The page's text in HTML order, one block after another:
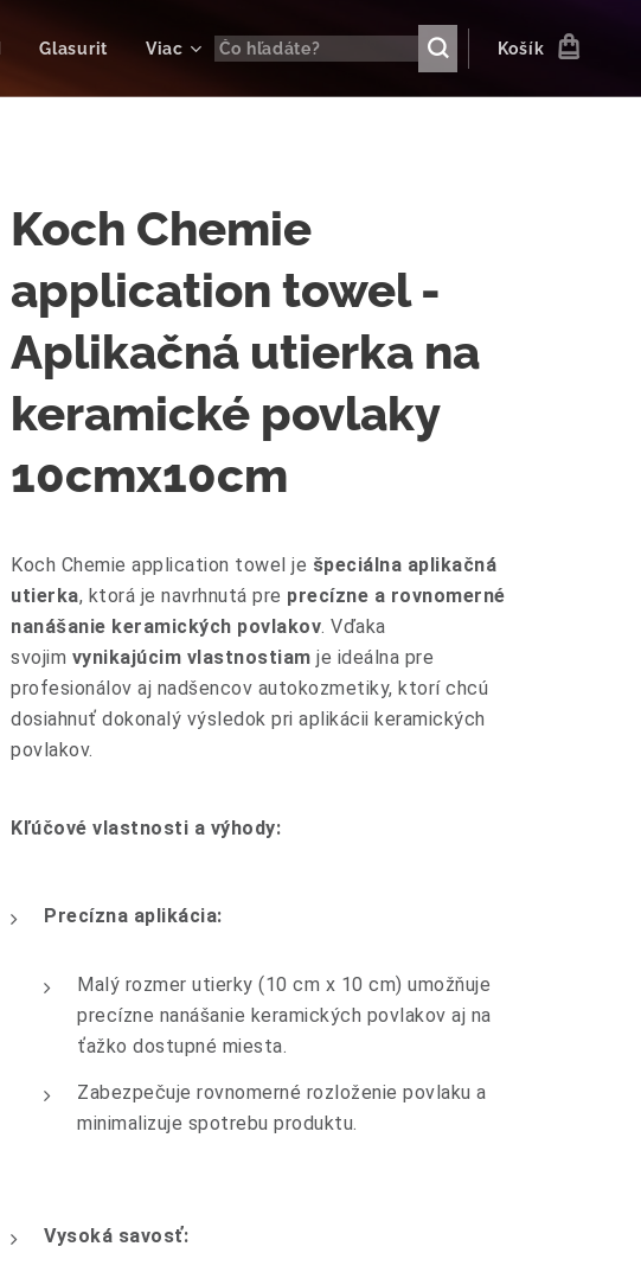
Glasurit Viac Košík
Koch Chemie
application towel -
Aplikačná utierka na
keramické povlaky
10cmx10cm
Koch Chemie application towel je špeciálna aplikačná
utierka, ktorá je navrhnutá pre precízne a rovnomerné
nanášanie keramických povlakov. Vďaka
svojim vynikajúcim vlastnostiam je ideálna pre
profesionálov aj nadšencov autokozmetiky, ktorí chcú
dosiahnuť dokonalý výsledok pri aplikácii keramických
povlakov.
Kľúčové vlastnosti a výhody:
Precízna aplikácia:
Malý rozmer utierky (10 cm x 10 cm) umožňuje
precízne nanášanie keramických povlakov aj na
ťažko dostupné miesta.
Zabezpečuje rovnomerné rozloženie povlaku a
minimalizuje spotrebu produktu.
Vysoká savosť: